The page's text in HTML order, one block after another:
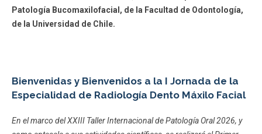
Patología Bucomaxilofacial, de la Facultad de Odontología,
de la Universidad de Chile.
Bienvenidas y Bienvenidos a la I Jornada de la
Especialidad de Radiología Dento Máxilo Facial
En el marco del XXIII Taller Internacional de Patología Oral 2026, y